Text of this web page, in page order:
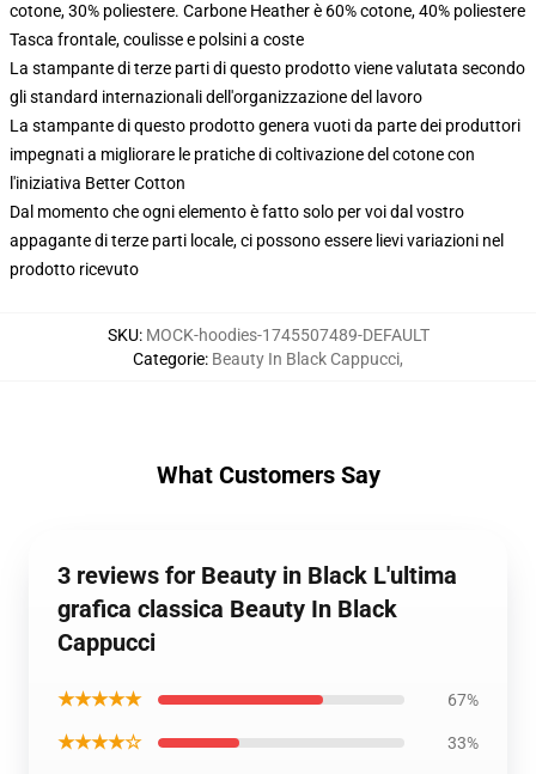
cotone, 30% poliestere. Carbone Heather è 60% cotone, 40% poliestere
Tasca frontale, coulisse e polsini a coste
La stampante di terze parti di questo prodotto viene valutata secondo
gli standard internazionali dell'organizzazione del lavoro
La stampante di questo prodotto genera vuoti da parte dei produttori
impegnati a migliorare le pratiche di coltivazione del cotone con
l'iniziativa Better Cotton
Dal momento che ogni elemento è fatto solo per voi dal vostro
appagante di terze parti locale, ci possono essere lievi variazioni nel
prodotto ricevuto
SKU: MOCK-hoodies-1745507489-DEFAULT
Categorie: Beauty In Black Cappucci,
What Customers Say
3 reviews for Beauty in Black L'ultima
grafica classica Beauty In Black
Cappucci
★★★★★ 67%
★★★★☆ 33%